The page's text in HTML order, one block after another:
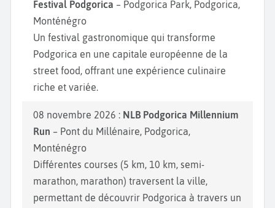
Cascaden’attend plus que vous. Toujours proche du
centre-ville, partez en excursion à VTT autour du
de Golubovci.Une excursion sur plusieurs niveaux
qui s’adapte aux rythmes de chacun. Le long de la
balade vous pouvez observer plusieurs espèces
le plus bel endroit du Monténégro. Dégustez des
plats traditionnels dans les restaurants locaux
comme le ragoût de viande, les fromages artisanaux
et les fruits de mer frais. Ne manquez pas de vous
détendre dans les spas et centres de bien-être
comme l’Aviva spa & Wellness.
Festival Podgorica – Podgorica Park, Podgorica,
Monténégro
Un festival gastronomique qui transforme
Podgorica en une capitale européenne de la
street food, offrant une expérience culinaire
riche et variée.
08 novembre 2026 : NLB Podgorica Millennium
Run – Pont du Millénaire, Podgorica,
Monténégro
Différentes courses (5 km, 10 km, semi-
marathon, marathon) traversent la ville,
permettant de découvrir Podgorica à travers un